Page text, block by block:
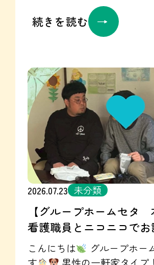
れた記念日です。 今日は セタの「福」
を呼ぶ美味しい夕食をご紹介
大きなスイカですね
（笑顔）」があふれていま
く夕食を召し上がる姿や、食
カを食べて「甘いね〜！」と
るみなさんのお顔は、まる
ように穏やかで素敵です。 入居者の皆
さんが毎日健康で、笑顔で
とが私たちの最大の願いで
セタにたくさんの「福」が訪
うに！ グループホームセタ Instagram
毎日投稿中❣ 是非ご覧くだ
Instagramはこちらから☞
https://www.instagram.com/
グループホームセタ 見学・
中
ぜひ、お気軽にお問い合わせく
続きを読む
2026.07.23 未分類
【グループホームセタ
看護職員とニコニコで
こんにちは